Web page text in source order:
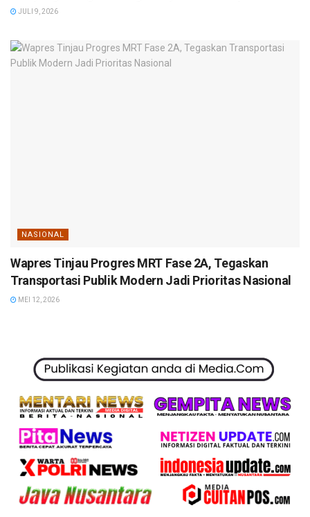
JULI 9, 2026
NASIONAL
Wapres Tinjau Progres MRT Fase 2A, Tegaskan
Transportasi Publik Modern Jadi Prioritas Nasional
MEI 12, 2026